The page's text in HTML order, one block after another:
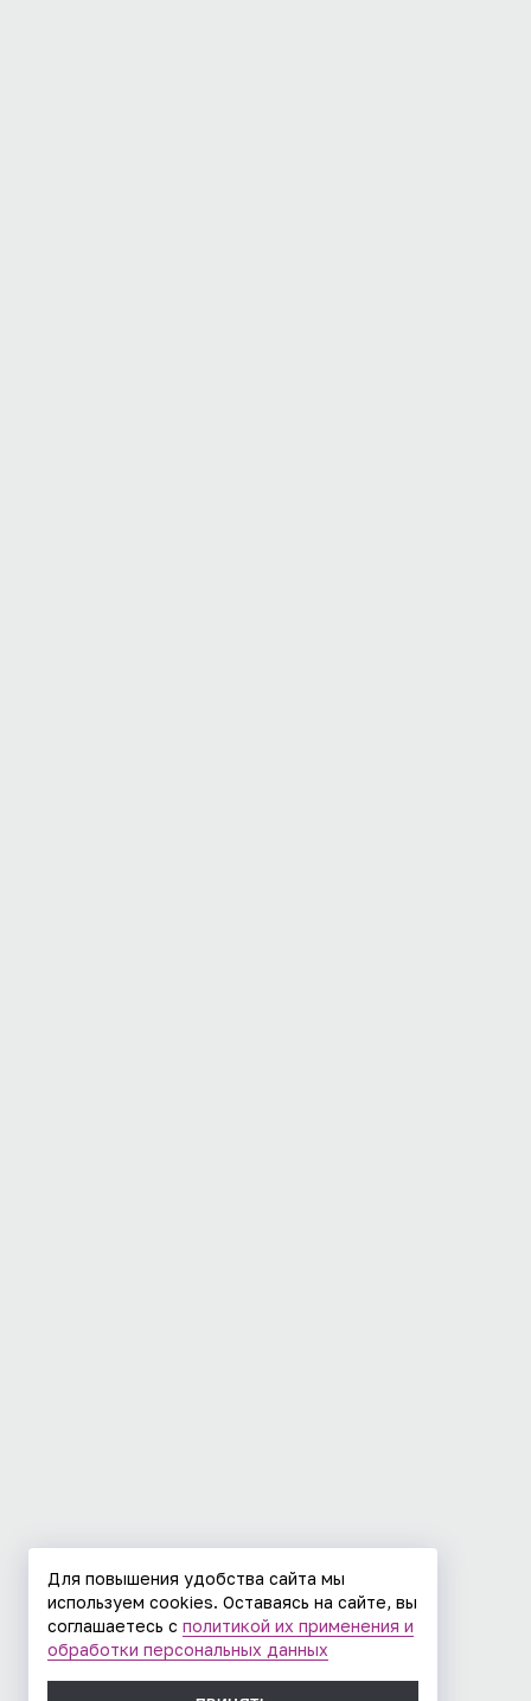
Для повышения удобства сайта мы
используем cookies. Оставаясь на сайте, вы
соглашаетесь с политикой их применения и
обработки персональных данных